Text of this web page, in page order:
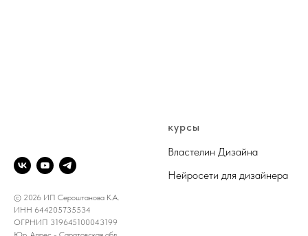
© 2026 ИП Сероштанова К.А.
ИНН 644205735534
ОГРНИП 319645100043199
курсы
Властелин Дизайна
Нейросети для дизайнера